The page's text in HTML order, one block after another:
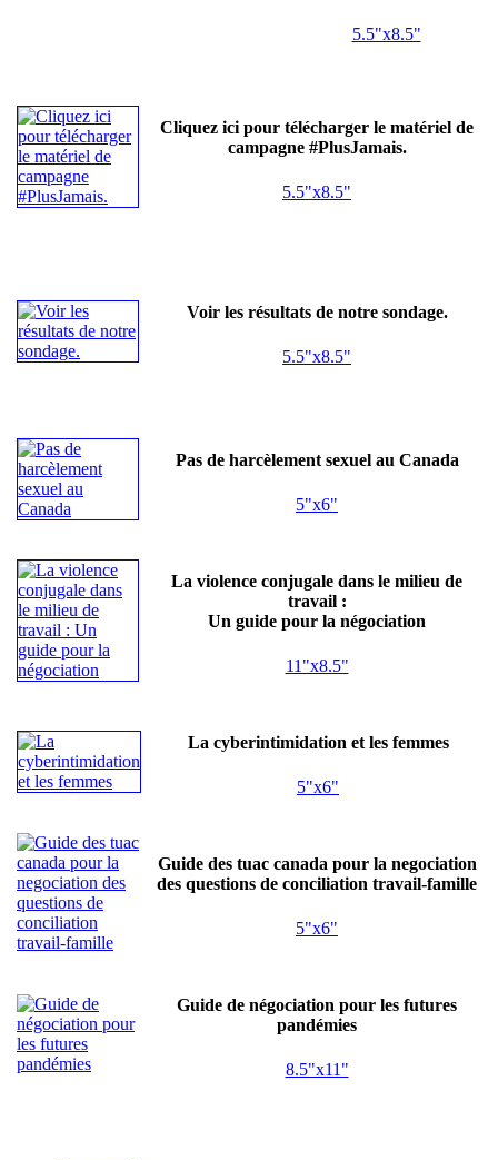
5.5"x8.5"
Cliquez ici pour télécharger le matériel de
campagne #PlusJamais.
5.5"x8.5"
Voir les résultats de notre sondage.
5.5"x8.5"
Pas de harcèlement sexuel au Canada
5"x6"
La violence conjugale dans le milieu de
travail :
Un guide pour la négociation
11"x8.5"
La cyberintimidation et les femmes
5"x6"
Guide des tuac canada pour la negociation
des questions de conciliation travail-famille
5"x6"
Guide de négociation pour les futures
pandémies
8.5"x11"